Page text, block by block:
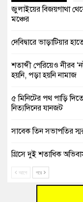
জুলাইয়ের বিজয়গাথা
মঞ্চের
দেবিদ্বারে ভাড়াটিয়ার
শতাব্দী পেরিয়েও
হয়নি, পড়া হয়নি নামাজ
৫ মিনিটের পথ পাড়ি
নিত্যদিনের যানজট
সাবেক তিন সভাপতির
গ্রিসে দুই শতাধিক
বুড়িচংয়ে নিখোঁজের ৩
আগে পরে